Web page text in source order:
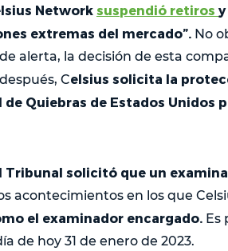
Network suspendió retiros
extremas del mercado”. No
alerta, la decisión de esta
Celsius solicita la
de Quiebras de Estados Unidos
Tribunal solicitó que un
acontecimientos en los que
el examinador encargado. Es
de hoy 31 de enero de 2023.